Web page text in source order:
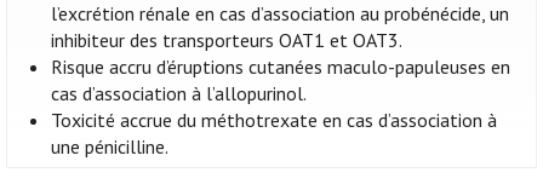
l’excrétion rénale en cas d’association au probénécide, un
inhibiteur des transporteurs OAT1 et OAT3.
Risque accru d’éruptions cutanées maculo-papuleuses en
cas d’association à l’allopurinol.
Toxicité accrue du méthotrexate en cas d’association à
une pénicilline.